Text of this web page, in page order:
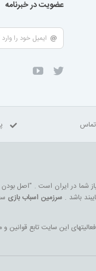
عضویت در خبرنامه
شما در ایران است . "اصل
باشد . سرزمین اسباب بازی
این سایت تابع قوانین